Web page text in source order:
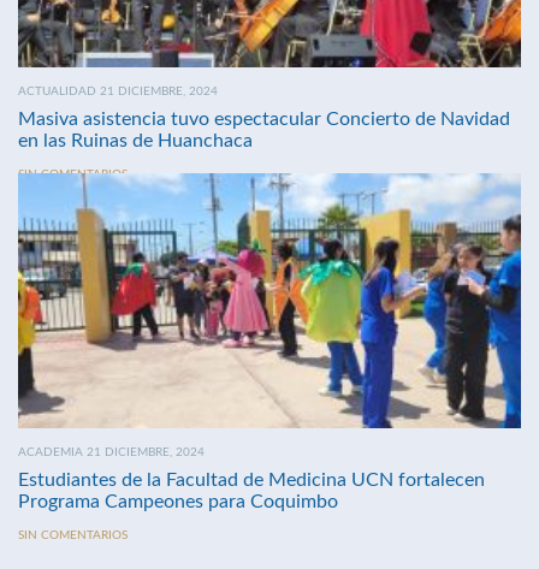
ACTUALIDAD 21 DICIEMBRE, 2024
Masiva asistencia tuvo espectacular Concierto de Navidad
en las Ruinas de Huanchaca
SIN COMENTARIOS
ACADEMIA 21 DICIEMBRE, 2024
Estudiantes de la Facultad de Medicina UCN fortalecen
Programa Campeones para Coquimbo
SIN COMENTARIOS